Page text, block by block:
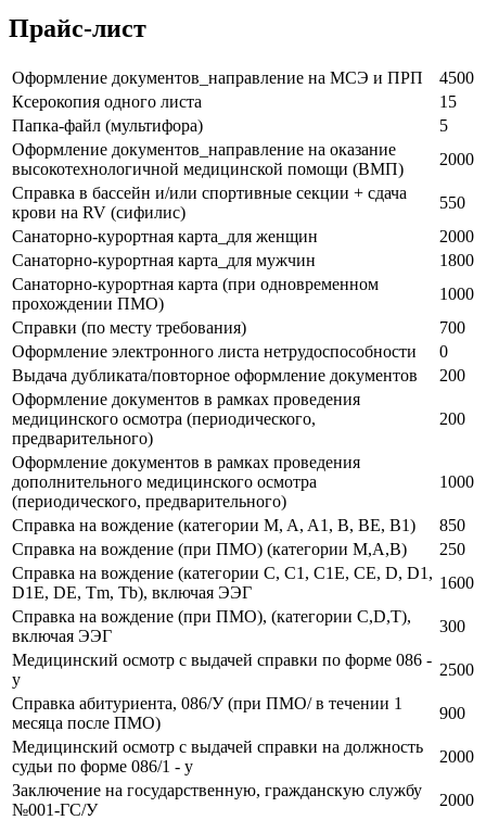
Прайс-лист
Оформление документов_направление на МСЭ и ПРП
4500
Ксерокопия одного листа
15
Папка-файл (мультифора)
5
Оформление документов_направление на оказание
высокотехнологичной медицинской помощи (ВМП)
2000
Справка в бассейн и/или спортивные секции + сдача
крови на RV (сифилис)
550
Санаторно-курортная карта_для женщин
2000
Санаторно-курортная карта_для мужчин
1800
Санаторно-курортная карта (при одновременном
прохождении ПМО)
1000
Справки (по месту требования)
700
Оформление электронного листа нетрудоспособности
0
Выдача дубликата/повторное оформление документов
200
Оформление документов в рамках проведения
медицинского осмотра (периодического,
предварительного)
200
Оформление документов в рамках проведения
дополнительного медицинского осмотра
(периодического, предварительного)
1000
Справка на вождение (категории M, A, A1, B, BE, B1)
850
Справка на вождение (при ПМО) (категории M,A,B)
250
Справка на вождение (категории С, С1, С1E, СE, D, D1,
D1E, DE, Tm, Tb), включая ЭЭГ
1600
Справка на вождение (при ПМО), (категории С,D,T),
включая ЭЭГ
300
Медицинский осмотр с выдачей справки по форме 086 -
у
2500
Справка абитуриента, 086/У (при ПМО/ в течении 1
месяца после ПМО)
900
Медицинский осмотр с выдачей справки на должность
судьи по форме 086/1 - у
2000
Заключение на государственную, гражданскую службу
№001-ГС/У
2000